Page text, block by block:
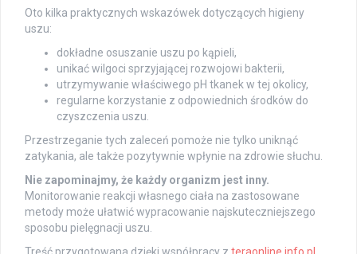
Oto kilka praktycznych wskazówek dotyczących higieny
uszu:
dokładne osuszanie uszu po kąpieli,
unikać wilgoci sprzyjającej rozwojowi bakterii,
utrzymywanie właściwego pH tkanek w tej okolicy,
regularne korzystanie z odpowiednich środków do
czyszczenia uszu.
Przestrzeganie tych zaleceń pomoże nie tylko uniknąć
zatykania, ale także pozytywnie wpłynie na zdrowie słuchu.
Nie zapominajmy, że każdy organizm jest inny.
Monitorowanie reakcji własnego ciała na zastosowane
metody może ułatwić wypracowanie najskuteczniejszego
sposobu pielęgnacji uszu.